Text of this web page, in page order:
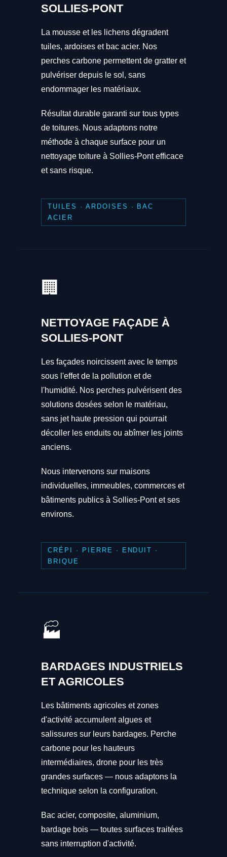
SOLLIES-PONT
La mousse et les lichens dégradent
tuiles, ardoises et bac acier. Nos
perches carbone permettent de gratter et
pulvériser depuis le sol, sans
endommager les matériaux.
Résultat durable garanti sur tous types
de toitures. Nous adaptons notre
méthode à chaque surface pour un
nettoyage toiture à Sollies-Pont efficace
et sans risque.
TUILES · ARDOISES · BAC
ACIER
🏢
NETTOYAGE FAÇADE À
SOLLIES-PONT
Les façades noircissent avec le temps
sous l'effet de la pollution et de
l'humidité. Nos perches pulvérisent des
solutions dosées selon le matériau,
sans jet haute pression qui pourrait
décoller les enduits ou abîmer les joints
anciens.
Nous intervenons sur maisons
individuelles, immeubles, commerces et
bâtiments publics à Sollies-Pont et ses
environs.
CRÉPI · PIERRE · ENDUIT ·
BRIQUE
🏭
BARDAGES INDUSTRIELS
ET AGRICOLES
Les bâtiments agricoles et zones
d'activité accumulent algues et
salissures sur leurs bardages. Perche
carbone pour les hauteurs
intermédiaires, drone pour les très
grandes surfaces — nous adaptons la
technique selon la configuration.
Bac acier, composite, aluminium,
bardage bois — toutes surfaces traitées
sans interruption d'activité.